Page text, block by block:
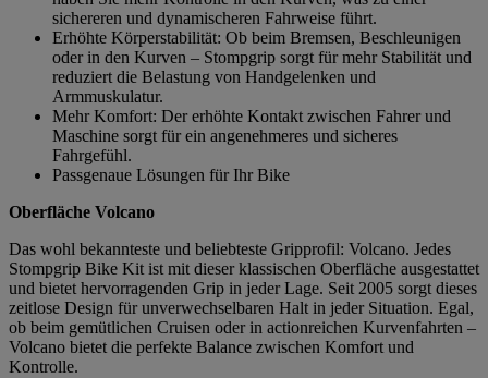
sichereren und dynamischeren Fahrweise führt.
Erhöhte Körperstabilität: Ob beim Bremsen, Beschleunigen
oder in den Kurven – Stompgrip sorgt für mehr Stabilität und
reduziert die Belastung von Handgelenken und
Armmuskulatur.
Mehr Komfort: Der erhöhte Kontakt zwischen Fahrer und
Maschine sorgt für ein angenehmeres und sicheres
Fahrgefühl.
Passgenaue Lösungen für Ihr Bike
Oberfläche Volcano
Das wohl bekannteste und beliebteste Gripprofil: Volcano. Jedes
Stompgrip Bike Kit ist mit dieser klassischen Oberfläche ausgestattet
und bietet hervorragenden Grip in jeder Lage. Seit 2005 sorgt dieses
zeitlose Design für unverwechselbaren Halt in jeder Situation. Egal,
ob beim gemütlichen Cruisen oder in actionreichen Kurvenfahrten –
Volcano bietet die perfekte Balance zwischen Komfort und
Kontrolle.